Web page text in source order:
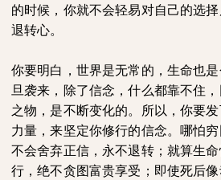
的时候，你就不会轻易对自己的选
退转心。
你要明白，世界是无常的，生命也
旦袭来，除了信念，什么都靠不住
之物，是不断变化的。所以，你要
力量，来坚定你修行的信念。哪怕
不会舍弃正信，永不退转；就算生
行，绝不贪图富贵享受；即使死后像